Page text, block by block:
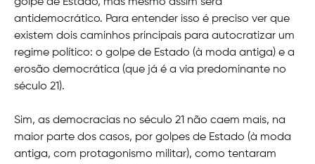
golpe de Estado, mas mesmo assim será
antidemocrático. Para entender isso é preciso ver que
existem dois caminhos principais para autocratizar um
regime político: o golpe de Estado (à moda antiga) e a
erosão democrática (que já é a via predominante no
século 21).
Sim, as democracias no século 21 não caem mais, na
maior parte dos casos, por golpes de Estado (à moda
antiga, com protagonismo militar), como tentaram